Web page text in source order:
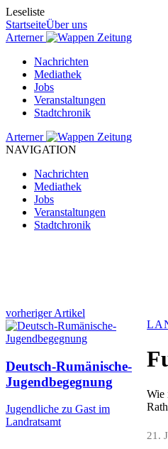
Leseliste
StartseiteÜber uns
Arterner
Zeitung
Nachrichten
Mediathek
Jobs
Veranstaltungen
Stadtchronik
Arterner
Zeitung
NAVIGATION
Nachrichten
Mediathek
Jobs
Veranstaltungen
Stadtchronik
vorheriger Artikel
Deutsch-Rumänische-
Jugendbegegnung
Jugendliche zu Gast im
Landratsamt
Wie
21.